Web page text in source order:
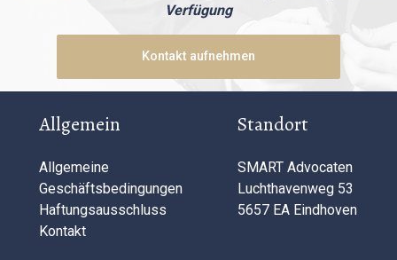
Verfügung
Kontakt aufnehmen
Allgemein
Allgemeine
Geschäftsbedingungen
Haftungsausschluss
Kontakt
Standort
SMART Advocaten
Luchthavenweg 53
5657 EA Eindhoven